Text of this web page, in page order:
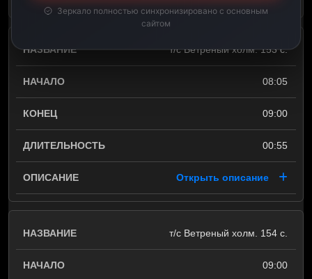
т/с Ветреный холм. 153 с.
08:05
09:00
00:55
Открыть описание
т/с Ветреный холм. 154 с.
09:00
Зеркало полностью синхронизировано с основным
сайтом